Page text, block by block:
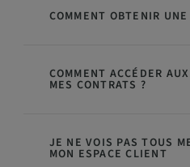
COMMENT OBTENIR
COMMENT ACCÉDER
MES CONTRATS ?
JE NE VOIS PAS TOUS
MON ESPACE CLIENT